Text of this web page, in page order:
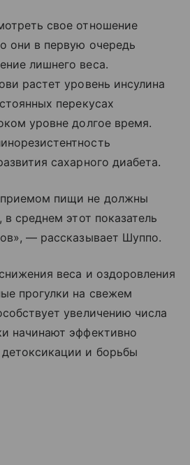
свое отношение
они в первую очередь
лишнего веса.
растет уровень инсулина
перекусах
уровне долгое время.
сахарного диабета.
пищи не должны
среднем этот показатель
— рассказывает Шуппо.
веса и оздоровления
прогулки на свежем
увеличению числа
начинают эффективно
и борьбы